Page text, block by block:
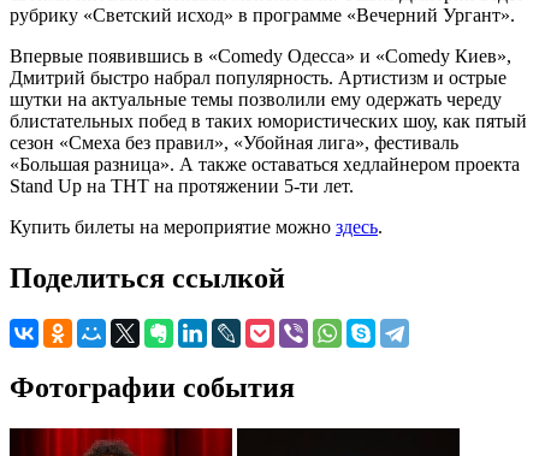
рубрику «Светский исход» в программе «Вечерний Ургант».
Впервые появившись в «Comedy Одесса» и «Comedy Киев»,
Дмитрий быстро набрал популярность. Артистизм и острые
шутки на актуальные темы позволили ему одержать череду
блистательных побед в таких юмористических шоу, как пятый
сезон «Смеха без правил», «Убойная лига», фестиваль
«Большая разница». А также оставаться хедлайнером проекта
Stand Up на ТНТ на протяжении 5-ти лет.
Купить билеты на мероприятие можно здесь.
Поделиться ссылкой
Фотографии события